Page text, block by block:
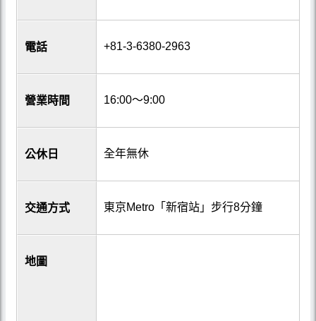
電話 +81-3-6380-2963
營業時間 16:00〜9:00
公休日 全年無休
交通方式 東京Metro「新宿站」步行8分鐘
地圖